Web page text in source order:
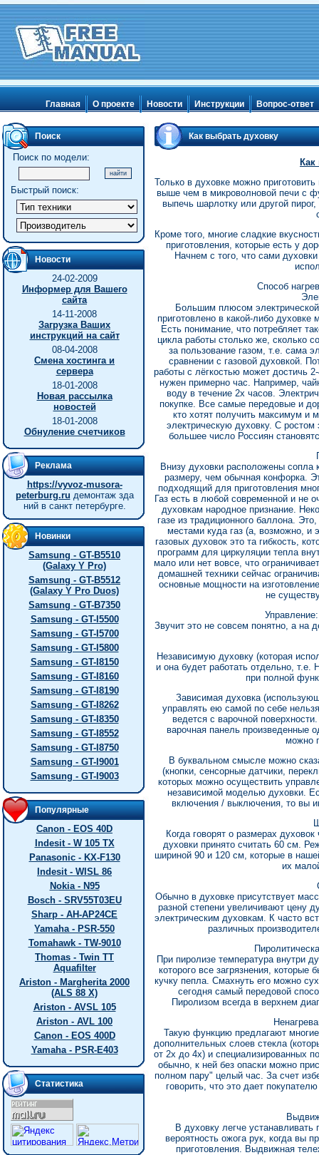
Главная О проекте Новости Инструкции Вопрос-ответ
Поиск
Поиск по модели:
Быстрый поиск:
Новости
24-02-2009
Информер для Вашего
сайта
14-11-2008
Загрузка Ваших
инструкций на сайт
08-04-2008
Смена хостинга и
сервера
18-01-2008
Новая рассылка
новостей
18-01-2008
Обнуление счетчиков
Реклама
https://vyvoz-musora-
peterburg.ru демонтаж зда
ний в санкт петербурге.
Новинки
Samsung - GT-B5510
(Galaxy Y Pro)
Samsung - GT-B5512
(Galaxy Y Pro Duos)
Samsung - GT-B7350
Samsung - GT-I5500
Samsung - GT-I5700
Samsung - GT-I5800
Samsung - GT-I8150
Samsung - GT-I8160
Samsung - GT-I8190
Samsung - GT-I8262
Samsung - GT-I8350
Samsung - GT-I8552
Samsung - GT-I8750
Samsung - GT-I9001
Samsung - GT-I9003
Популярные
Canon - EOS 40D
Indesit - W 105 TX
Panasonic - KX-F130
Indesit - WISL 86
Nokia - N95
Bosch - SRV55T03EU
Sharp - AH-AP24CE
Yamaha - PSR-550
Tomahawk - TW-9010
Thomas - Twin TT
Aquafilter
Ariston - Margherita 2000
(ALS 88 X)
Ariston - AVSL 105
Ariston - AVL 100
Canon - EOS 400D
Yamaha - PSR-E403
Статистика
Как выбрать духовку
Только в духовке можно
выше чем в микроволновой печи с
выпечь шарлотку или другой
Кроме того, многие сладкие
приготовления, которые есть у
Начнем с того, что сами
Способ
Большим плюсом
приготовлено в какой-либо духовке
Есть понимание, что потребляет
цикла работы столько же, сколько
за пользование газом, т.е. сама
сравнении с газовой духовкой.
работы с лёгкостью может достичь
нужен примерно час. Например,
воду в течение 2х часов.
покупке. Все самые передовые и
кто хотят получить максимум и
электрическую духовку. С ростом
большее число Россиян
Внизу духовки расположены сопла
размеру, чем обычная конфорка.
подходящий для приготовления
Газ есть в любой современной и не
духовкам народное признание.
газе из традиционного баллона.
местами куда газ (а, возможно, и
газовых духовок это та гибкость,
программ для циркуляции тепла
мало или нет вовсе, что
домашней техники сейчас
основные мощности на
не
Звучит это не совсем понятно, а на
Независимую духовку (которая
и она будет работать отдельно,
при полной
Зависимая духовка
управлять ею самой по себе
ведется с варочной
варочная панель произведенные
можно
В буквальном смысле можно
(кнопки, сенсорные датчики,
которых можно осуществить
независимой моделью духовки.
включения / выключения, то вы
Когда говорят о размерах
духовки принято считать 60 см.
шириной 90 и 120 см, которые в
их
Обычно в духовке присутствует
разной степени увеличивают цену
электрическим духовкам. К часто
различных
При пиролизе температура внутри
которого все загрязнения,
кучку пепла. Смахнуть его можно
сегодня самый передовой
Пиролизом всегда в верхнем
Такую функцию предлагают
дополнительных слоев стекла
от 2х до 4х) и специализированных
обычно, к ней без опаски можно
полном пару" целый час. За счет
говорить, что это дает
В духовку легче
вероятность ожога рук, когда вы
приготовления. Выдвижная